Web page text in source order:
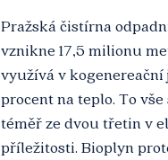
Pražská čistírna
vznikne 17,5 milionu
využívá v
procent na teplo. To
téměř ze dvou třetin v
příležitosti. Bioplyn